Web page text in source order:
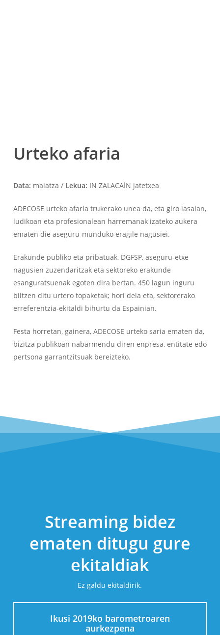
Urteko afaria
Data: maiatza /Lekua: IN ZALACAÍN jatetxea
ADECOSE urteko afaria trukerako unea da, eta giro lasaian,
ludikoan eta profesionalean harremanak izateko aukera
ematen die aseguru-munduko eragile nagusiei.
Erakunde publiko eta pribatuak, DGFSP, aseguru-etxe
nagusien zuzendaritzak eta sektoreko erakunde
esanguratsuenak egoten dira bertan. 450 lagun inguru
biltzen ditu urtero topaketak; hori dela eta, sektorerako
erreferentzia-ekitaldi bihurtu da Espainian.
Festa horretan, gainera, ADECOSE urteko saria ematen da,
bizitza publikoan nabarmendu diren enpresa, entitate edo
pertsona garrantzitsuak bereizteko.
Streaming bidez
ematen ditugu gure
ekitaldiak
Ez galdu ekitaldirik.
Ikusi 2019ko barometroaren
aurkezpena